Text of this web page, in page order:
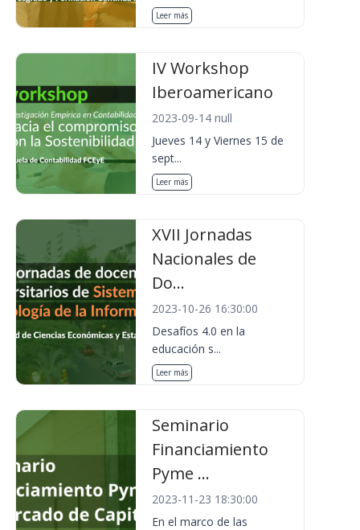
Leer más
IV Workshop
Iberoamericano
2023-09-14 null
Jueves 14 y Viernes 15 de
sept...
Leer más
XVII Jornadas
Nacionales de
Do...
2023-10-26 16:30:00
Desafíos 4.0 en la
educación s...
Leer más
Seminario
Financiamiento
Pyme ...
2023-11-23 18:30:00
En el marco de las